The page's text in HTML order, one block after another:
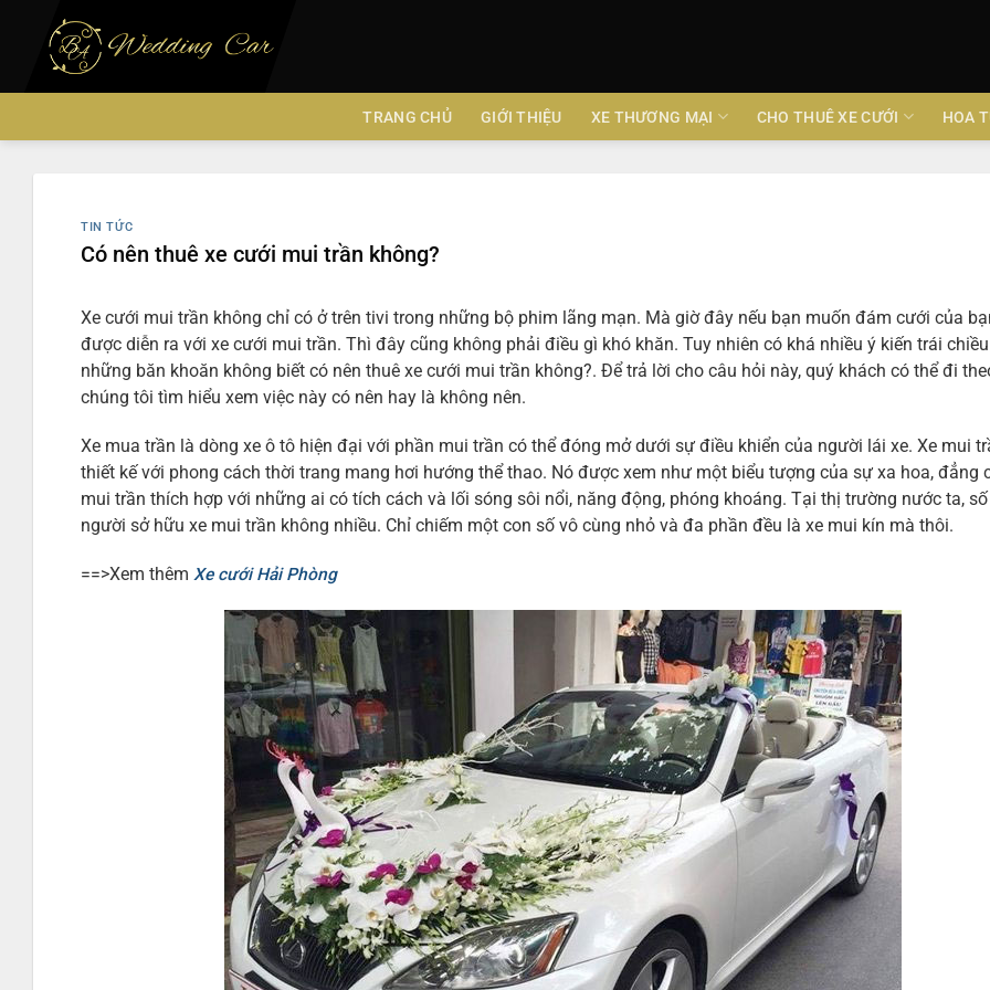
dung
TRANG CHỦ GIỚI THIỆU XE THƯƠNG MẠI CHO THUÊ XE CƯỚI HOA
TIN TỨC
Có nên thuê xe cưới mui trần không?
Xe cưới mui trần không chỉ có ở trên tivi trong những bộ phim lãng mạn. Mà giờ đây nếu bạn muốn đám cưới của
được diễn ra với xe cưới mui trần. Thì đây cũng không phải điều gì khó khăn. Tuy nhiên có khá nhiều ý kiến trái
những băn khoăn không biết có nên thuê xe cưới mui trần không?. Để trả lời cho câu hỏi này, quý khách có thể đi
chúng tôi tìm hiểu xem việc này có nên hay là không nên.
Xe mua trần là dòng xe ô tô hiện đại với phần mui trần có thể đóng mở dưới sự điều khiển của người lái xe. Xe mui
thiết kế với phong cách thời trang mang hơi hướng thể thao. Nó được xem như một biểu tượng của sự xa hoa, đẳng
mui trần thích hợp với những ai có tích cách và lối sóng sôi nổi, năng động, phóng khoáng. Tại thị trường nước ta,
người sở hữu xe mui trần không nhiều. Chỉ chiếm một con số vô cùng nhỏ và đa phần đều là xe mui kín mà thôi.
==>Xem thêmXe cưới Hải Phòng